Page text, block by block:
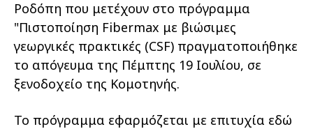
Ροδόπη που μετέχουν στο πρόγραμμα
"Πιστοποίηση Fibermax με βιώσιμες
γεωργικές πρακτικές (CSF) πραγματοποιήθηκε
το απόγευμα της Πέμπτης 19 Ιουλίου, σε
ξενοδοχείο της Κομοτηνής.
Το πρόγραμμα εφαρμόζεται με επιτυχία εδώ